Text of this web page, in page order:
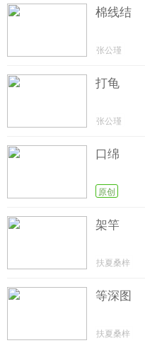
棉线结
张公瑾
打龟
张公瑾
口绵
原创
架竿
扶夏桑梓
等深图
扶夏桑梓